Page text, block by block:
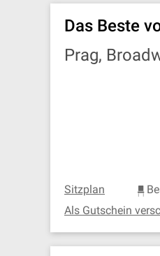
Das Beste
Prag,
Sitzplan
Als Gutschein